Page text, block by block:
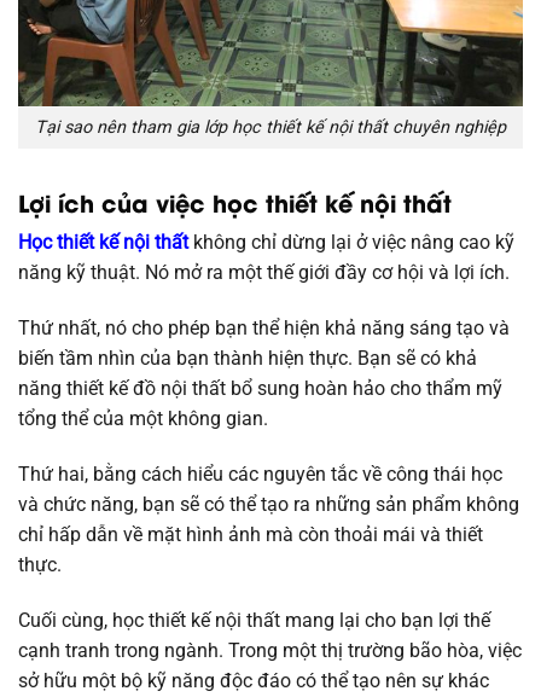
Tại sao nên tham gia lớp học thiết kế nội thất chuyên nghiệp
Lợi ích của việc học thiết kế nội thất
Học thiết kế nội thất không chỉ dừng lại ở việc nâng cao kỹ
năng kỹ thuật. Nó mở ra một thế giới đầy cơ hội và lợi ích.
Thứ nhất, nó cho phép bạn thể hiện khả năng sáng tạo và
biến tầm nhìn của bạn thành hiện thực. Bạn sẽ có khả
năng thiết kế đồ nội thất bổ sung hoàn hảo cho thẩm mỹ
tổng thể của một không gian.
Thứ hai, bằng cách hiểu các nguyên tắc về công thái học
và chức năng, bạn sẽ có thể tạo ra những sản phẩm không
chỉ hấp dẫn về mặt hình ảnh mà còn thoải mái và thiết
thực.
Cuối cùng, học thiết kế nội thất mang lại cho bạn lợi thế
cạnh tranh trong ngành. Trong một thị trường bão hòa, việc
sở hữu một bộ kỹ năng độc đáo có thể tạo nên sự khác